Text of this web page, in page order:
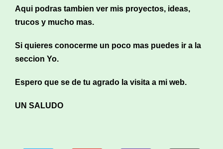
Aqui podras tambien ver mis proyectos, ideas,
trucos y mucho mas.
Si quieres conocerme un poco mas puedes ir a la
seccion Yo.
Espero que se de tu agrado la visita a mi web.
UN SALUDO